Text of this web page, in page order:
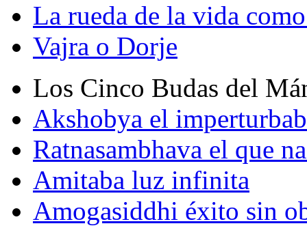
La rueda de la vida
Vajra o Dorje
Los Cinco Budas del
Akshobya el
Ratnasambhava el que
Amitaba luz infinita
Amogasiddhi éxito sin